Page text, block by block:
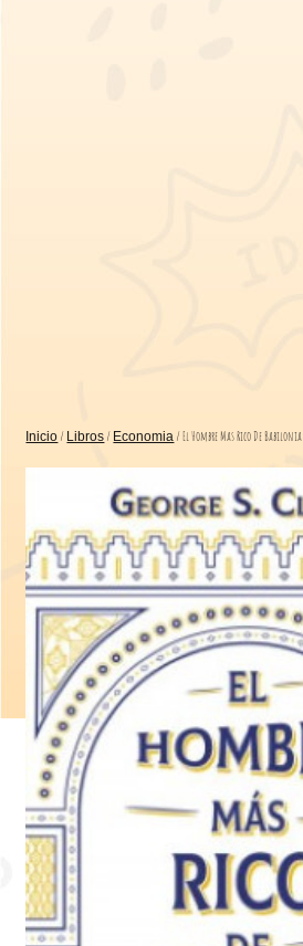
Inicio / Libros / Economia / El Hombre Mas Rico De Babilonia